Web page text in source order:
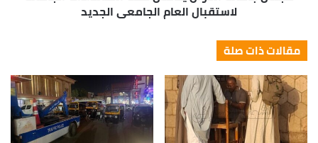
لاستقبال العام الجامعي الجديد
مقالات ذات صلة